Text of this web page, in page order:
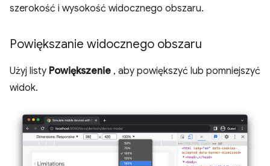
szerokość i wysokość widocznego obszaru.
Powiększanie widocznego obszaru
Użyj listy Powiększenie , aby powiększyć lub pomniejszyć
widok.